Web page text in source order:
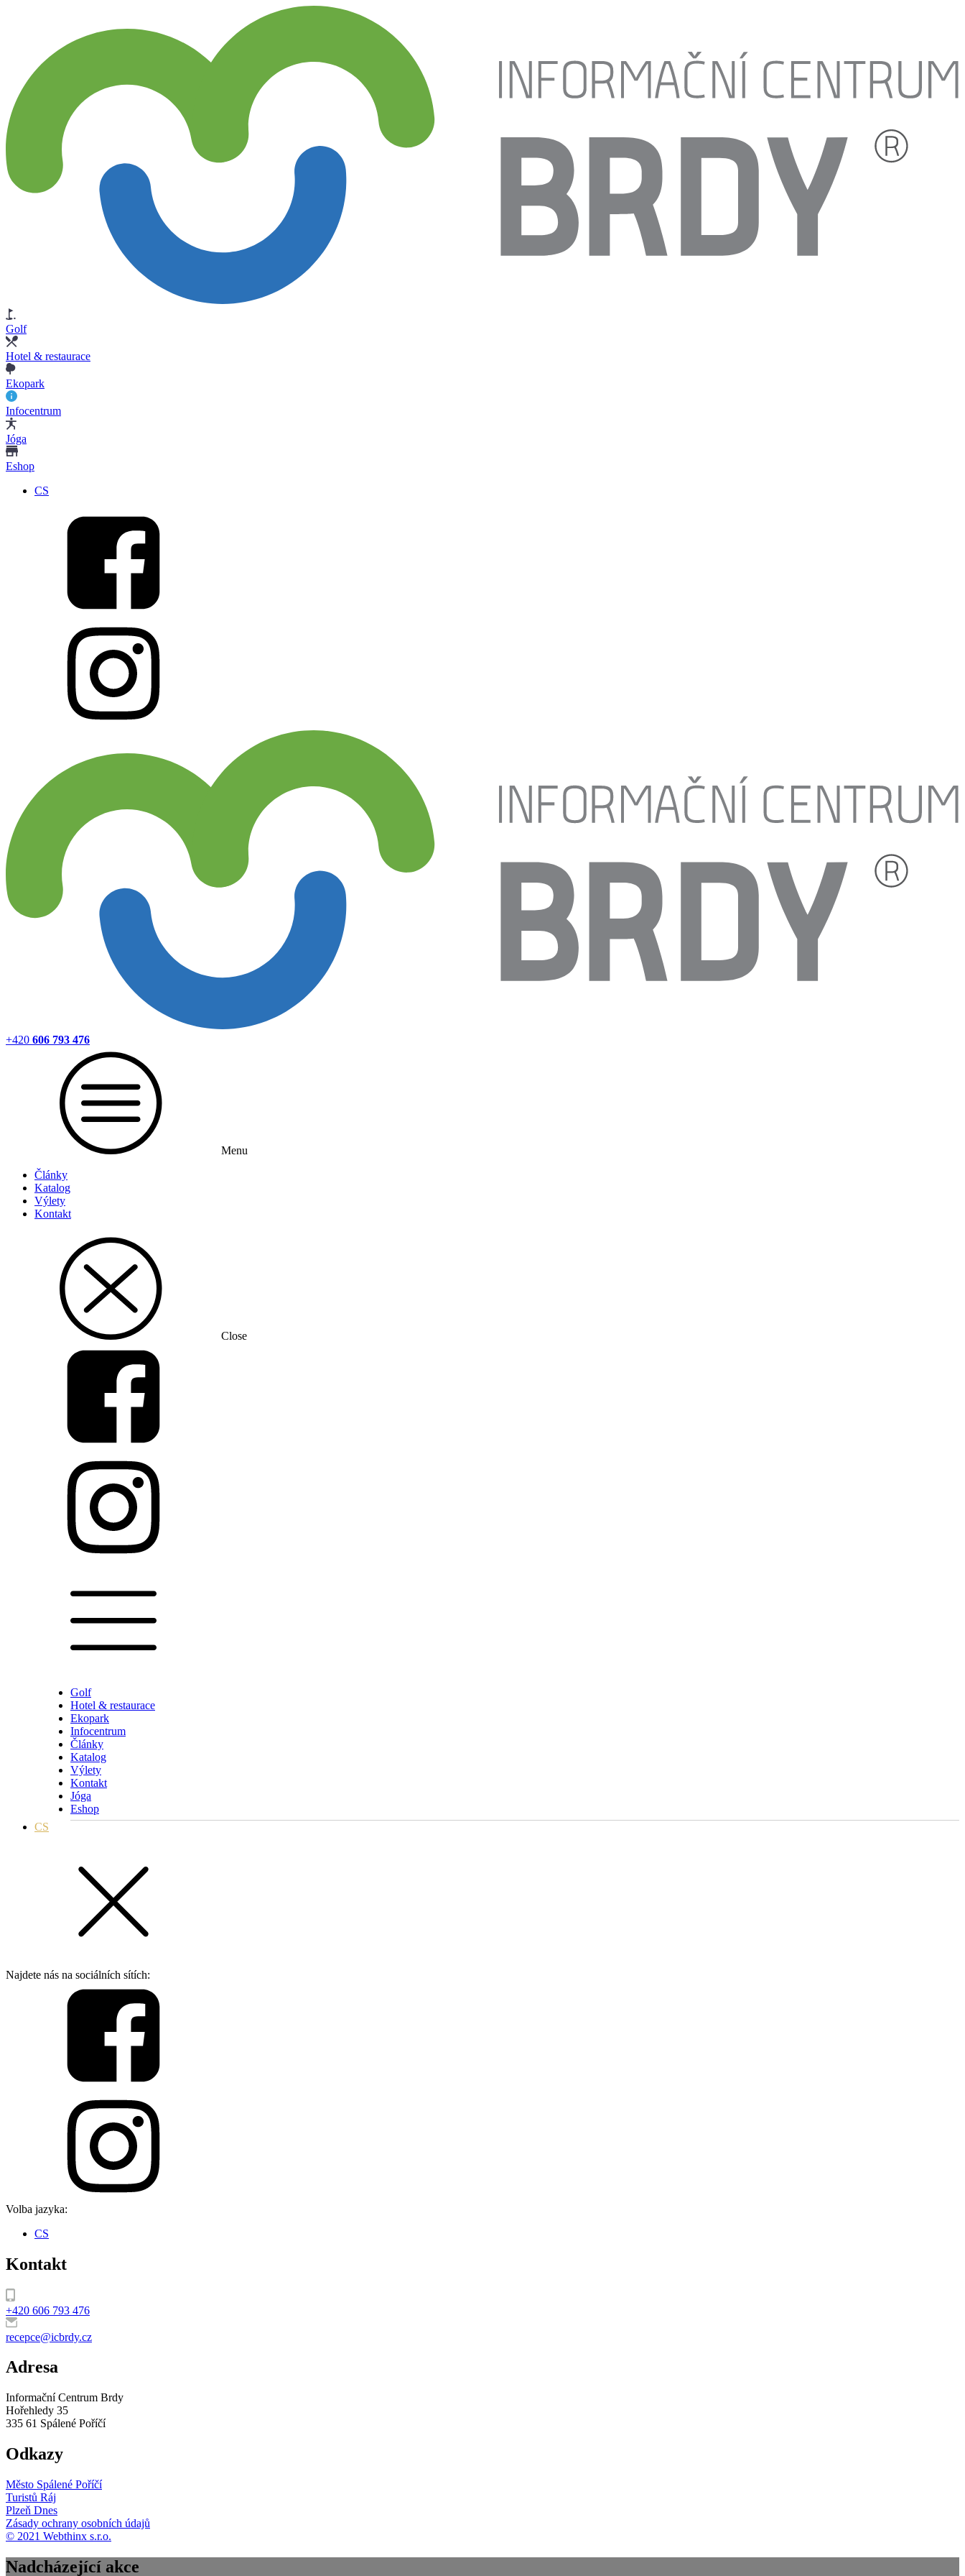
Golf
Hotel & restaurace
Ekopark
Infocentrum
Jóga
Eshop
CS
+420 606 793 476
Menu
Články
Katalog
Výlety
Kontakt
Close
Golf
Hotel & restaurace
Ekopark
Infocentrum
Články
Katalog
Výlety
Kontakt
Jóga
Eshop
CS
Najdete nás na sociálních sítích:
Volba jazyka:
CS
Kontakt
+420 606 793 476
recepce@icbrdy.cz
Adresa
Informační Centrum Brdy
Hořehledy 35
335 61 Spálené Poříčí
Odkazy
Město Spálené Poříčí
Turistů Ráj
Plzeň Dnes
Zásady ochrany osobních údajů
© 2021 Webthinx s.r.o.
Nadcházející akce